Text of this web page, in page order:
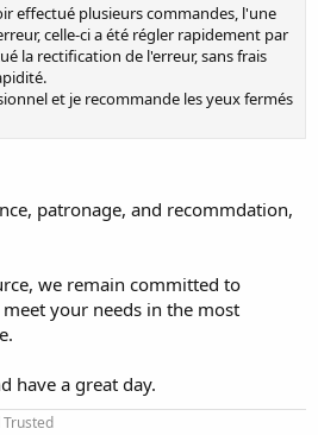
effectué plusieurs commandes, l'une
celle-ci a été régler rapidement par
la rectification de l'erreur, sans frais
et je recommande les yeux fermés
patronage, and recommdation,
we remain committed to
your needs in the most
have a great day.